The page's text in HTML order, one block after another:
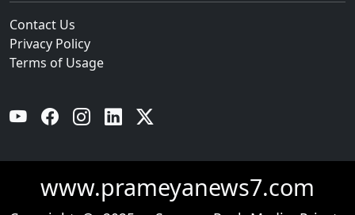
Contact Us
Privacy Policy
Terms of Usage
YouTube Facebook Instagram Linkedin
www.prameyanews7.com